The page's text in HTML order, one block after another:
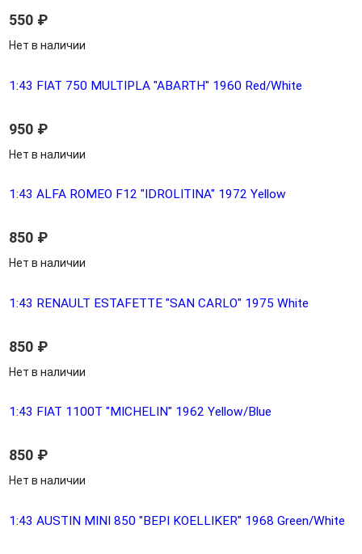
550 ₽
Нет в наличии
1:43 FIAT 750 MULTIPLA "ABARTH" 1960 Red/White
950 ₽
Нет в наличии
1:43 ALFA ROMEO F12 "IDROLITINA" 1972 Yellow
850 ₽
Нет в наличии
1:43 RENAULT ESTAFETTE "SAN CARLO" 1975 White
850 ₽
Нет в наличии
1:43 FIAT 1100T "MICHELIN" 1962 Yellow/Blue
850 ₽
Нет в наличии
1:43 AUSTIN MINI 850 "BEPI KOELLIKER" 1968 Green/White